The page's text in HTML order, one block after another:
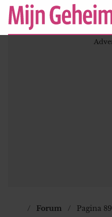
Forum Pagina 89